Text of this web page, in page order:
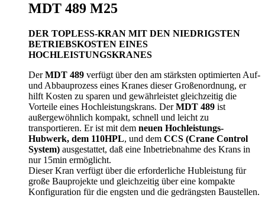
MDT 489 M25
DER TOPLESS-KRAN MIT DEN NIEDRIGSTEN
BETRIEBSKOSTEN EINES
HOCHLEISTUNGSKRANES
DerMDT 489 verfügt über den am stärksten optimierten Auf-
und Abbauprozess eines Kranes dieser Großenordnung, er
hilft Kosten zu sparen und gewährleistet gleichzeitig die
Vorteile eines Hochleistungskrans. DerMDT 489 ist
außergewöhnlich kompakt, schnell und leicht zu
transportieren. Er ist mit dem neuen Hochleistungs-
Hubwerk, dem 110HPL, und dem CCS (Crane Control
System) ausgestattet, daß eine Inbetriebnahme des Krans in
nur 15min ermöglicht.
Dieser Kran verfügt über die erforderliche Hubleistung für
große Bauprojekte und gleichzeitig über eine kompakte
Konfiguration für die engsten und die gedrängsten Baustellen.